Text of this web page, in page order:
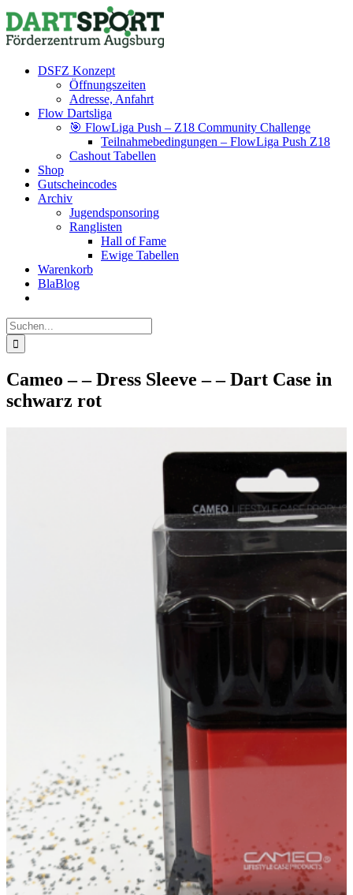
Zum
Inhalt
springen
Facebook
Instagram
YouTube
DSFZ Konzept
Öffnungszeiten
Adresse, Anfahrt
Flow Dartsliga
🎯 FlowLiga Push – Z18 Community Challenge
Teilnahmebedingungen – FlowLiga Push Z18
Cashout Tabellen
Shop
Gutscheincodes
Archiv
Jugendsponsoring
Ranglisten
Hall of Fame
Ewige Tabellen
Warenkorb
BlaBlog
Suche
nach:
Cameo – – Dress Sleeve – – Dart Case in
schwarz rot